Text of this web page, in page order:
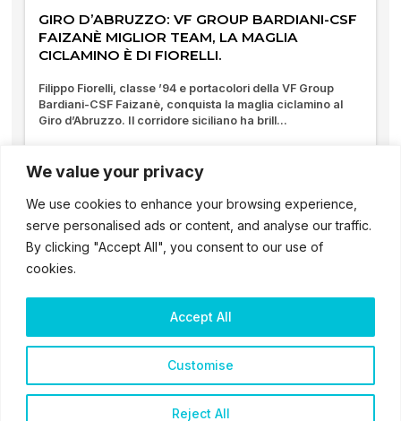
We value your privacy
We use cookies to enhance your browsing experience,
serve personalised ads or content, and analyse our traffic.
By clicking "Accept All", you consent to our use of
cookies.
Customise
Reject All
Accept All
GIRO D’ABRUZZO: VF GROUP BARDIANI-CSF
FAIZANÈ MIGLIOR TEAM, LA MAGLIA
CICLAMINO È DI FIORELLI.
Filippo Fiorelli, classe ’94 e portacolori della VF Group
Bardiani-CSF Faizanè, conquista la maglia ciclamino al
Giro d’Abruzzo. Il corridore siciliano ha brill...
Cookie & Privacy Policy